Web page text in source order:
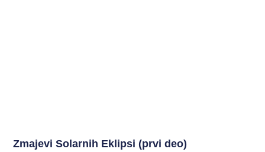
Zmajevi Solarnih Eklipsi (prvi deo)